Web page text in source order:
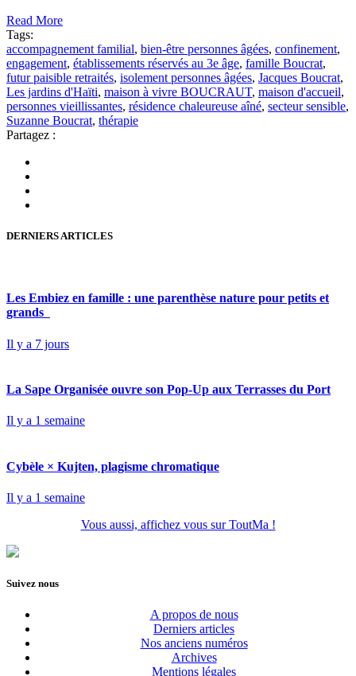
Read More
Tags:
accompagnement familial, bien-être personnes âgées, confinement,
engagement, établissements réservés au 3e âge, famille Boucrat,
futur paisible retraités, isolement personnes âgées, Jacques Boucrat,
Les jardins d'Haïti, maison à vivre BOUCRAUT, maison d'accueil,
personnes vieillissantes, résidence chaleureuse aîné, secteur sensible,
Suzanne Boucrat, thérapie
Partagez :
DERNIERS ARTICLES
Les Embiez en famille : une parenthèse nature pour petits et
grands
Il y a 7 jours
La Sape Organisée ouvre son Pop-Up aux Terrasses du Port
Il y a 1 semaine
Cybèle × Kujten, plagisme chromatique
Il y a 1 semaine
Vous aussi, affichez vous sur ToutMa !
Suivez nous
A propos de nous
Derniers articles
Nos anciens numéros
Archives
Mentions légales